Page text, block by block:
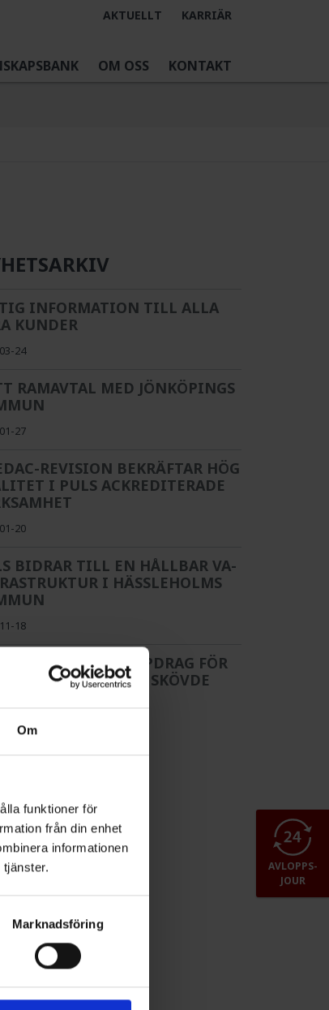
Om
funktioner för
från din enhet
informationen
Marknadsföring
AKTUELLT KARRIÄR
OM OSS KONTAKT
INFORMATION TILL ALLA
KUNDER
24
RAMAVTAL MED JÖNKÖPINGS
27
REVISION BEKRÄFTAR HÖG
I PULS ACKREDITERADE
20
BIDRAR TILL EN HÅLLBAR VA-
I HÄSSLEHOLMS
18
VINNER NYTT UPPDRAG FÖR
I SKÖVDE
30
AVLOPPS-
JOUR